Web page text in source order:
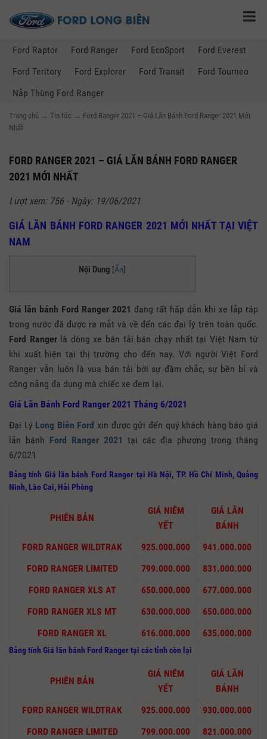
Ford Raptor Ford Ranger Ford EcoSport
Ford Everest
Ford Teritory
Ford Explorer Ford Transit
Ford Tourneo
Nắp Thùng Ford Ranger
Trang chủ → Tin tức → Ford Ranger 2021 – Giá Lăn Bánh Ford Ranger 2021 Mới
Nhất
FORD RANGER 2021 – GIÁ LĂN BÁNH FORD RANGER
2021 MỚI NHẤT
Lượt xem: 756 - Ngày: 19/06/2021
GIÁ LĂN BÁNH FORD RANGER 2021 MỚI NHẤT TẠI VIỆT
NAM
Nội Dung [Ẩn]
Giá lăn bánh Ford Ranger 2021 đang rất hấp dẫn khi xe lắp ráp
trong nước đã được ra mắt và về đến các đại lý trên toàn quốc.
Ford Rangerlà dòng xe bán tải bán chạy nhất tại Việt Nam từ
khi xuất hiện tại thị trường cho đến nay. Với người Việt Ford
Ranger vẫn luôn là vua bán tải bởi sự đầm chắc, sự bền bỉ và
công năng đa dụng mà chiếc xe đem lại.
Giá Lăn Bánh Ford Ranger 2021 Tháng 6/2021
Đại Lý Long Biên Ford xin được gửi đến quý khách hàng báo giá
lăn bánh Ford Ranger 2021 tại các địa phương trong tháng
6/2021
Bảng tính Giá lăn bánh Ford Ranger tại Hà Nội, TP. Hồ Chí Minh, Quảng
Ninh, Lào Cai, Hải Phòng
PHIÊN BẢN
GIÁ NIÊM
YẾT
GIÁ LĂN
BÁNH
FORD RANGER WILDTRAK
925.000.000
941.000.000
FORD RANGER LIMITED
799.000.000
831.000.000
FORD RANGER XLS AT
650.000.000
677.000.000
FORD RANGER XLS MT
630.000.000
650.000.000
FORD RANGER XL
616.000.000 635.000.000
Bảng tính Giá lăn bánh Ford Rangertại các tỉnh còn lại
PHIÊN BẢN
GIÁ NIÊM
YẾT
GIÁ LĂN
BÁNH
FORD RANGER WILDTRAK
925.000.000
930.000.000
FORD RANGER LIMITED
799.000.000
821.000.000